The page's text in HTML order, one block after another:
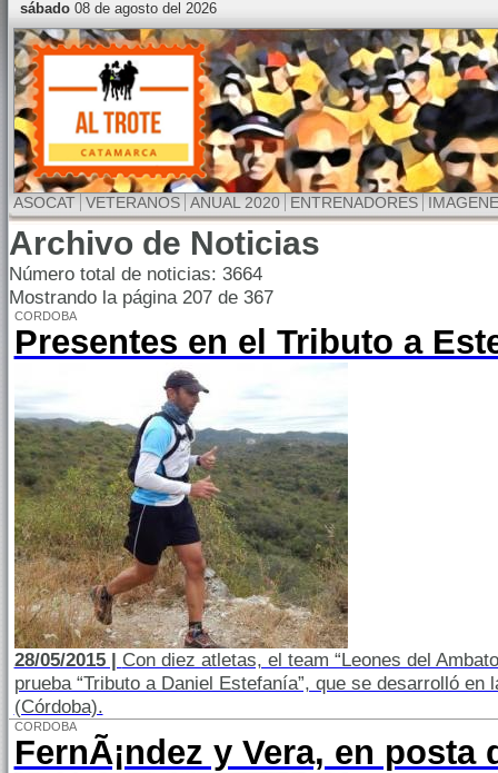
sábado08 de agosto del 2026
ASOCAT VETERANOS ANUAL 2020 ENTRENADORES
Archivo de Noticias
Número total de noticias: 3664
Mostrando la página 207 de 367
CORDOBA
Presentes en el Tributo a
28/05/2015 | Con diez atletas, el team “Leones del
prueba “Tributo a Daniel Estefanía”, que se desarrolló en
(Córdoba).
CORDOBA
FernÃ¡ndez y Vera, en posta